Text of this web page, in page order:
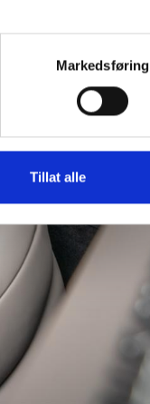
Markedsføring
Tillat alle